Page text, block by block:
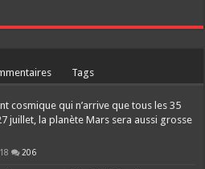
Tags
cosmique qui n’arrive que tous les 35
juillet, la planète Mars sera aussi grosse
206